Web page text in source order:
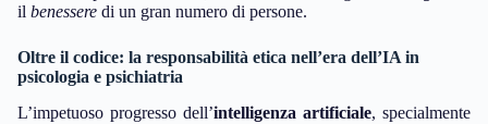
il benessere di un gran numero di persone.
Oltre il codice: la responsabilità etica nell’era dell’IA in
psicologia e psichiatria
L’impetuoso progresso dell’intelligenza artificiale, specialmente